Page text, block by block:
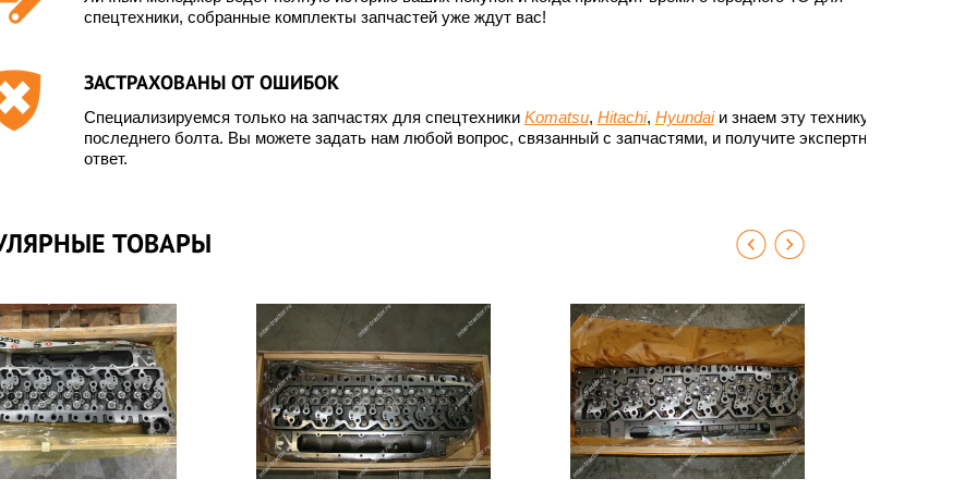
спецтехники, собранные комплекты запчастей уже ждут вас!
ЗАСТРАХОВАНЫ ОТ ОШИБОК
Специализируемся только на запчастях для спецтехники Komatsu, Hitachi, Hyundaiи знаем эту технику до
последнего болта. Вы можете задать нам любой вопрос, связанный с запчастями, и получите экспертный
ответ.
ТОВАРЫ